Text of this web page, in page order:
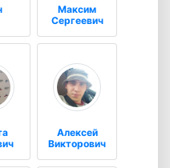
Максим
Сергеевич
Алексей
Викторович